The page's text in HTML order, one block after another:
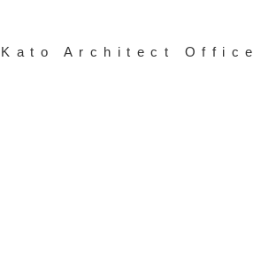
Kato Architect Office